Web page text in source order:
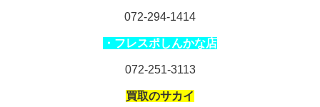
072-294-1414
・フレスポしんかな店
072-251-3113
買取のサカイ